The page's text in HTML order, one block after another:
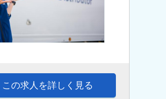
この求人を詳しく見る